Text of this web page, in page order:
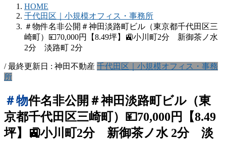
HOME
千代田区｜小規模オフィス・事務所
＃物件名非公開＃神田淡路町ビル（東京都千代田区三
崎町）💴70,000円【8.49坪】🚉小川町2分 新御茶ノ水
2分 淡路町 2分
/ 最終更新日 : 神田不動産 千代田区｜小規模オフィス・事務
所
＃物件名非公開＃神田淡路町ビル（東
京都千代田区三崎町）💴70,000円【8.49
坪】🚉小川町2分 新御茶ノ水 2分 淡